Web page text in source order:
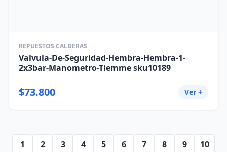
REPUESTOS CALDERAS
Valvula-De-Seguridad-Hembra-Hembra-1-
2x3bar-Manometro-Tiemme sku10189
$73.800 Ver +
1 2 3 4 5 6 7 8 9
10